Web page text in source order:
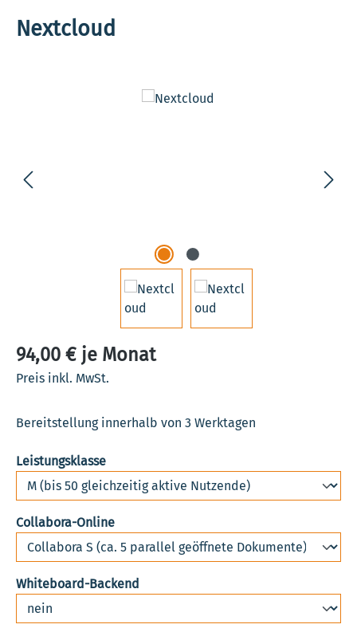
Nextcloud
Bildergalerie überspringen
94,00 € je Monat
Preis inkl. MwSt.
Bereitstellung innerhalb von 3 Werktagen
Leistungsklasseauswählen
Collabora-Onlineauswählen
Whiteboard-Backend